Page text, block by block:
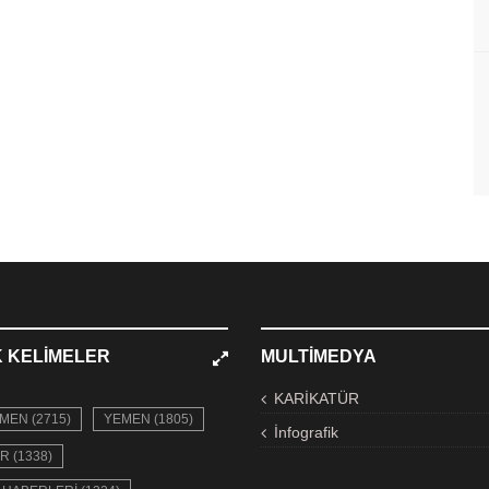
KELIMELER
(2715) YEMEN (1805)
(1338)
MULTIMEDYA
KARİKATÜR
İnfografik